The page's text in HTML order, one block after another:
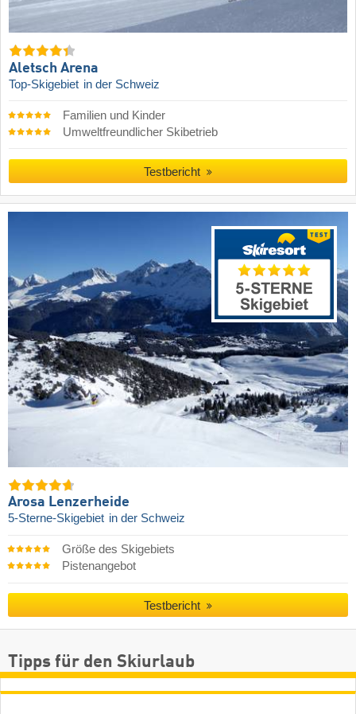
Aletsch Arena
Top-Skigebiet in der Schweiz
Familien und Kinder
Umweltfreundlicher Skibetrieb
Testbericht
Arosa Lenzerheide
5-Sterne-Skigebiet in der Schweiz
Größe des Skigebiets
Pistenangebot
Testbericht
Tipps für den Skiurlaub